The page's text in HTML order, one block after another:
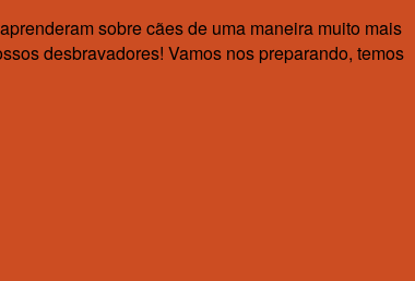
sobre cães de uma maneira muito mais
desbravadores! Vamos nos preparando, temos